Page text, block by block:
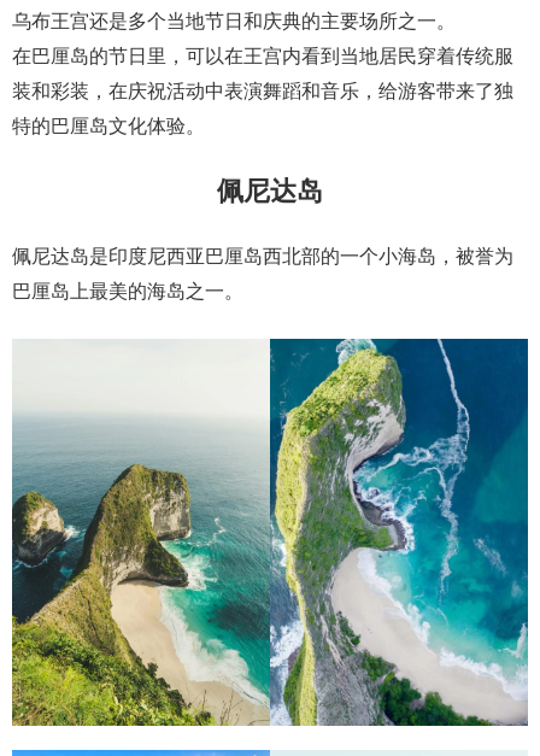
乌布王宫还是多个当地节日和庆典的主要场所之一。
在巴厘岛的节日里，可以在王宫内看到当地居民穿着传统服
装和彩装，在庆祝活动中表演舞蹈和音乐，给游客带来了独
特的巴厘岛文化体验。
佩尼达岛
佩尼达岛是印度尼西亚巴厘岛西北部的一个小海岛，被誉为
巴厘岛上最美的海岛之一。